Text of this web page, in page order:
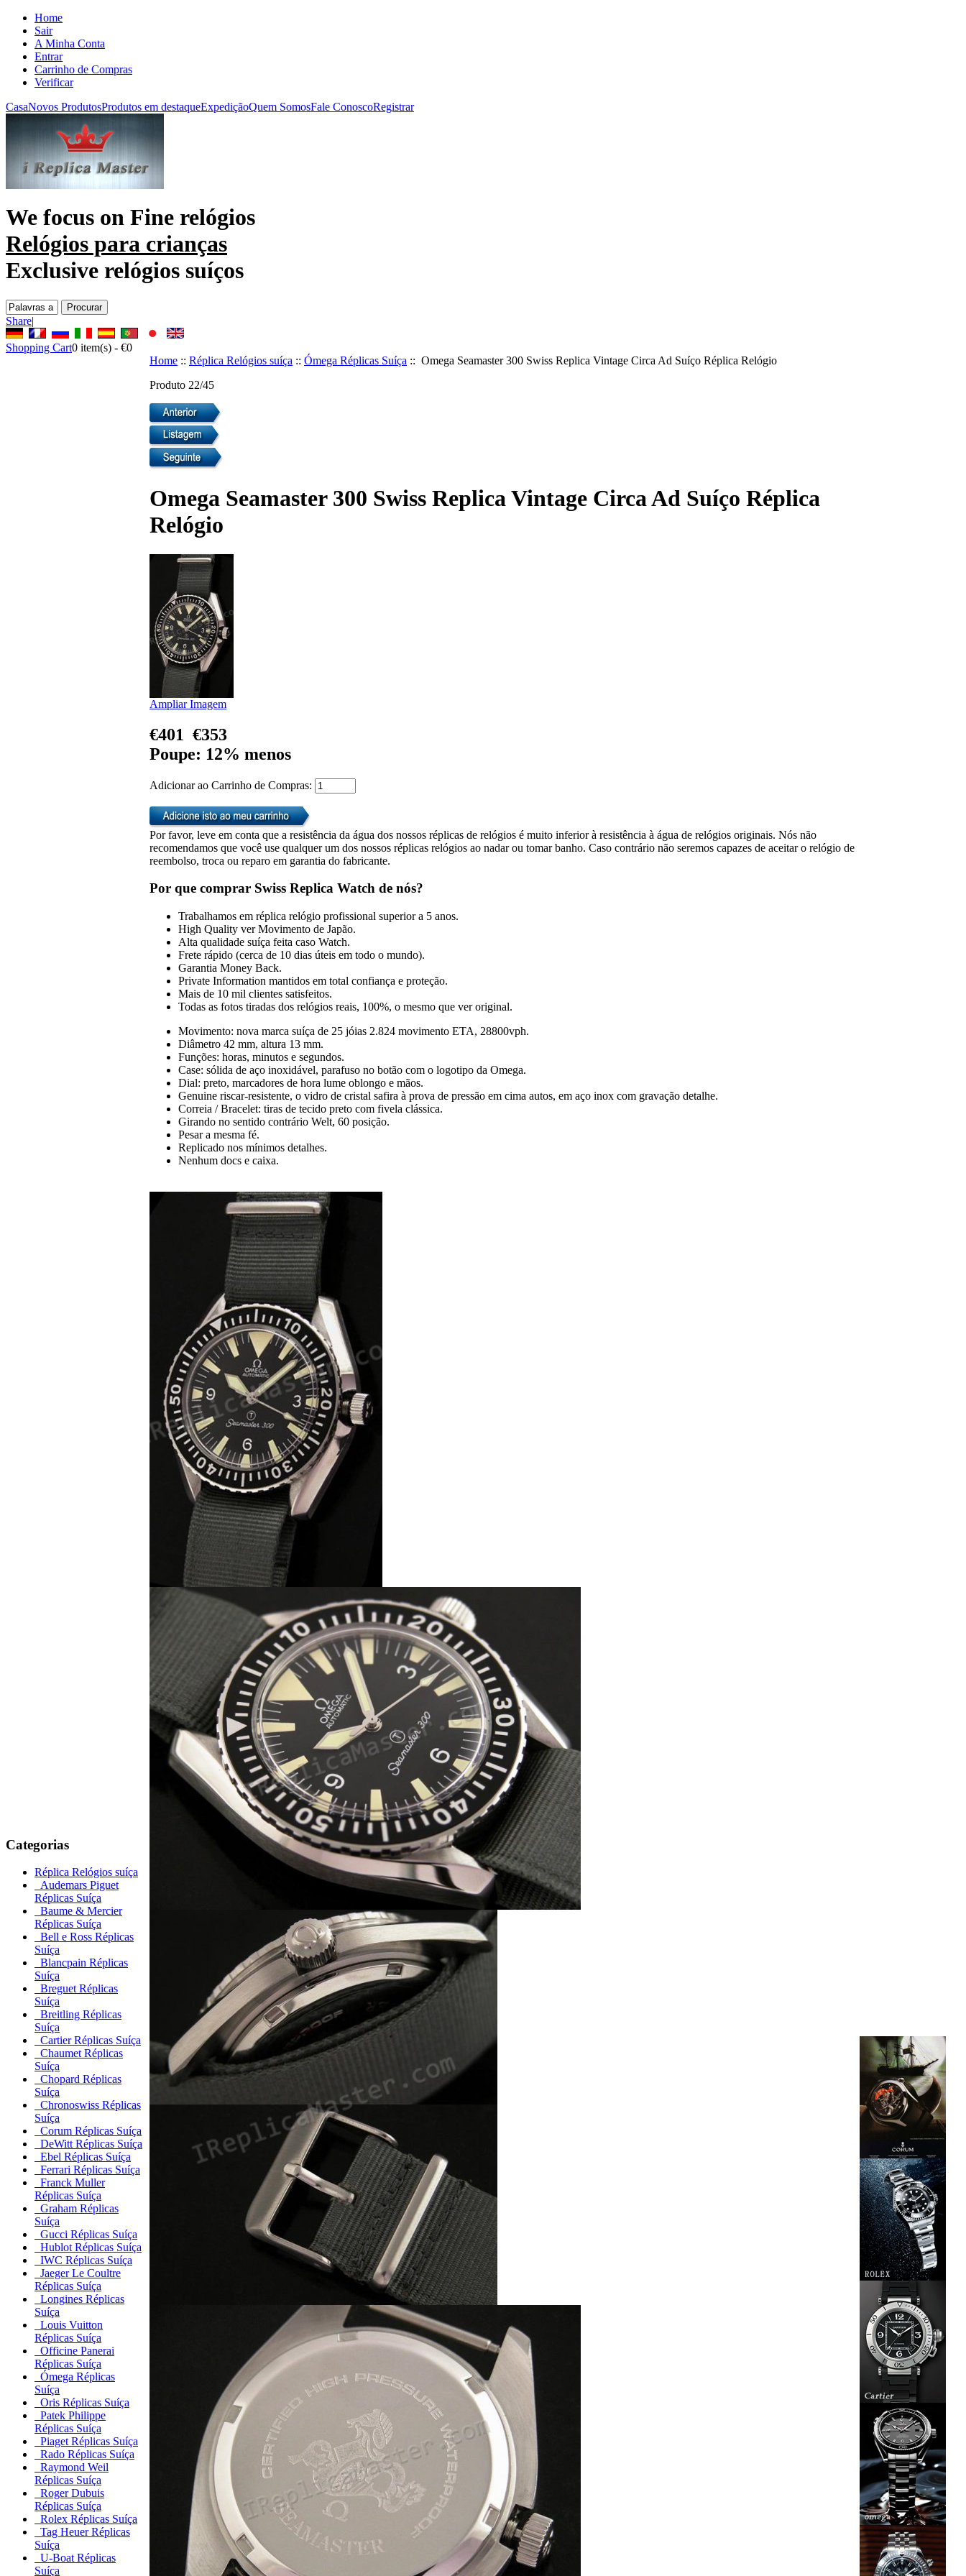
Home
Sair
A Minha Conta
Entrar
Carrinho de Compras
Verificar
CasaNovos ProdutosProdutos em destaqueExpediçãoQuem SomosFale ConoscoRegistrar
We focus on Fine relógios
Relógios para crianças
Exclusive relógios suíços
Share|
Shopping Cart0 item(s) - €0
Categorias
Réplica Relógios suíça
Audemars Piguet
Réplicas Suíça
Baume & Mercier
Réplicas Suíça
Bell e Ross Réplicas
Suíça
Blancpain Réplicas
Suíça
Breguet Réplicas
Suíça
Breitling Réplicas
Suíça
Cartier Réplicas Suíça
Chaumet Réplicas
Suíça
Chopard Réplicas
Suíça
Chronoswiss Réplicas
Suíça
Corum Réplicas Suíça
DeWitt Réplicas Suíça
Ebel Réplicas Suíça
Ferrari Réplicas Suíça
Franck Muller
Réplicas Suíça
Graham Réplicas
Suíça
Gucci Réplicas Suíça
Hublot Réplicas Suíça
IWC Réplicas Suíça
Jaeger Le Coultre
Réplicas Suíça
Longines Réplicas
Suíça
Louis Vuitton
Réplicas Suíça
Officine Panerai
Réplicas Suíça
Ómega Réplicas
Suíça
Oris Réplicas Suíça
Patek Philippe
Réplicas Suíça
Piaget Réplicas Suíça
Rado Réplicas Suíça
Raymond Weil
Réplicas Suíça
Roger Dubuis
Réplicas Suíça
Rolex Réplicas Suíça
Tag Heuer Réplicas
Suíça
U-Boat Réplicas
Suíça
Home :: Réplica Relógios suíça :: Ómega Réplicas Suíça :: Omega Seamaster 300 Swiss Replica Vintage Circa Ad Suíço Réplica Relógio
Produto 22/45
Omega Seamaster 300 Swiss Replica Vintage Circa Ad Suíço Réplica
Relógio
Ampliar Imagem
€401 €353
Poupe: 12% menos
Adicionar ao Carrinho de Compras:
Por favor, leve em conta que a resistência da água dos nossos réplicas de relógios é muito inferior à resistência à água de relógios originais. Nós não
recomendamos que você use qualquer um dos nossos réplicas relógios ao nadar ou tomar banho. Caso contrário não seremos capazes de aceitar o relógio de
reembolso, troca ou reparo em garantia do fabricante.
Por que comprar Swiss Replica Watch de nós?
Trabalhamos em réplica relógio profissional superior a 5 anos.
High Quality ver Movimento de Japão.
Alta qualidade suíça feita caso Watch.
Frete rápido (cerca de 10 dias úteis em todo o mundo).
Garantia Money Back.
Private Information mantidos em total confiança e proteção.
Mais de 10 mil clientes satisfeitos.
Todas as fotos tiradas dos relógios reais, 100%, o mesmo que ver original.
Movimento: nova marca suíça de 25 jóias 2.824 movimento ETA, 28800vph.
Diâmetro 42 mm, altura 13 mm.
Funções: horas, minutos e segundos.
Case: sólida de aço inoxidável, parafuso no botão com o logotipo da Omega.
Dial: preto, marcadores de hora lume oblongo e mãos.
Genuine riscar-resistente, o vidro de cristal safira à prova de pressão em cima autos, em aço inox com gravação detalhe.
Correia / Bracelet: tiras de tecido preto com fivela clássica.
Girando no sentido contrário Welt, 60 posição.
Pesar a mesma fé.
Replicado nos mínimos detalhes.
Nenhum docs e caixa.